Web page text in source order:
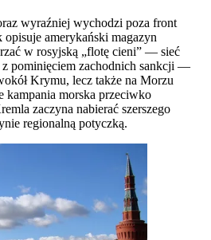
wyraźniej wychodzi poza front
amerykański magazyn
w rosyjską „flotę cieni” — sieć
pominięciem zachodnich sankcji —
Krymu, lecz także na Morzu
kampania morska przeciwko
zaczyna nabierać szerszego
regionalną potyczką.